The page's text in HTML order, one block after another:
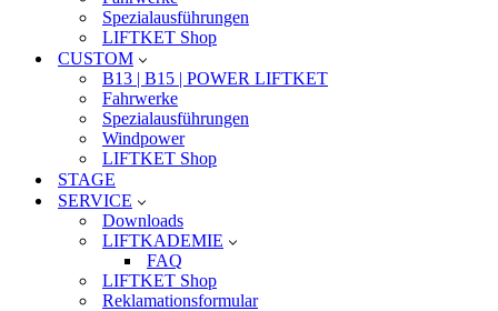
Spezialausführungen
LIFTKET Shop
CUSTOM
B13 | B15 | POWER LIFTKET
Fahrwerke
Spezialausführungen
Windpower
LIFTKET Shop
STAGE
SERVICE
Downloads
LIFTKADEMIE
FAQ
LIFTKET Shop
Reklamationsformular